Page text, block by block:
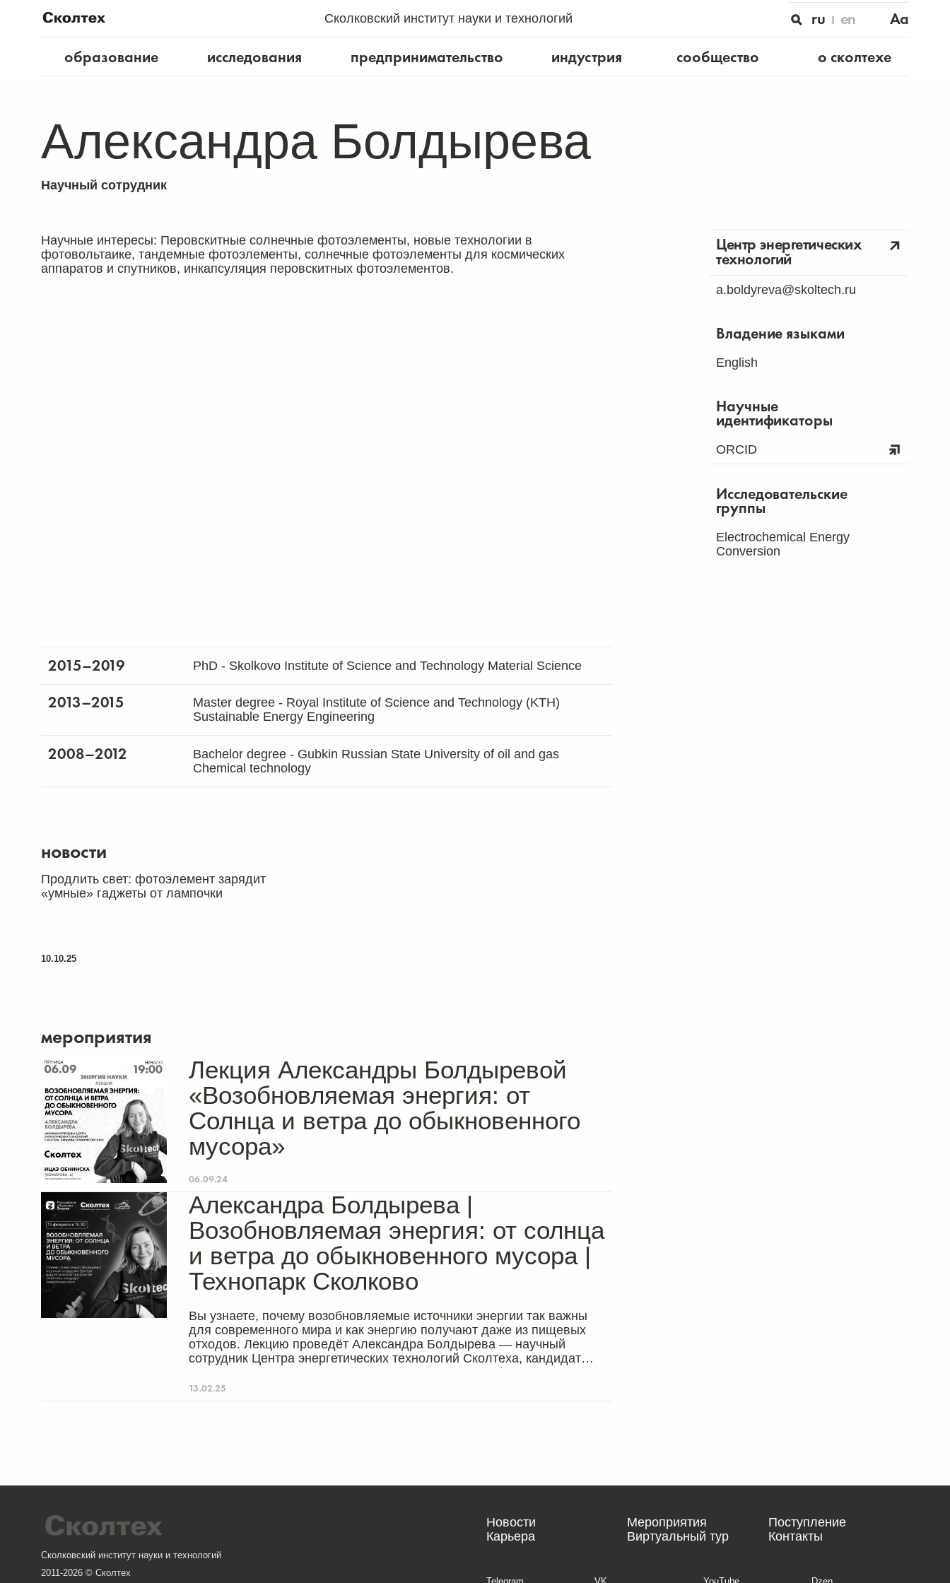
Сколковский институт науки и технологий ru en
Aa
образование
исследования предпринимательство индустрия сообщество о сколтехе
Александра Болдырева
Научный сотрудник
Научные интересы: Перовскитные солнечные фотоэлементы, новые технологии в
фотовольтаике, тандемные фотоэлементы, солнечные фотоэлементы для космических
аппаратов и спутников, инкапсуляция перовскитных фотоэлементов.
Центр энергетических
технологий
a.boldyreva@skoltech.ru
Владение языками
English
Научные
идентификаторы
ORCID
Исследовательские
группы
Electrochemical Energy
Conversion
2015–2019 PhD - Skolkovo Institute of Science and Technology Material Science
2013–2015
Master degree - Royal Institute of Science and Technology (KTH)
Sustainable Energy Engineering
2008–2012
Bachelor degree - Gubkin Russian State University of oil and gas
Chemical technology
новости
Продлить свет: фотоэлемент зарядит
«умные» гаджеты от лампочки
10.10.25
мероприятия
Лекция Александры Болдыревой
«Возобновляемая энергия: от
Солнца и ветра до обыкновенного
мусора»
06.09.24
Александра Болдырева |
Возобновляемая энергия: от солнца
и ветра до обыкновенного мусора |
Технопарк Сколково
Вы узнаете, почему возобновляемые источники энергии так важны
для современного мира и как энергию получают даже из пищевых
отходов. Лекцию проведёт Александра Болдырева — научный
сотрудник Центра энергетических технологий Сколтеха, кандидат
химических наук, сооснователь стартапа «Сансенс-фотомодули для
питания умных устройств».
13.02.25
Сколковский институт науки и технологий
2011-2026 © Сколтех
Новости Мероприятия
Поступление
Карьера
Виртуальный тур Контакты